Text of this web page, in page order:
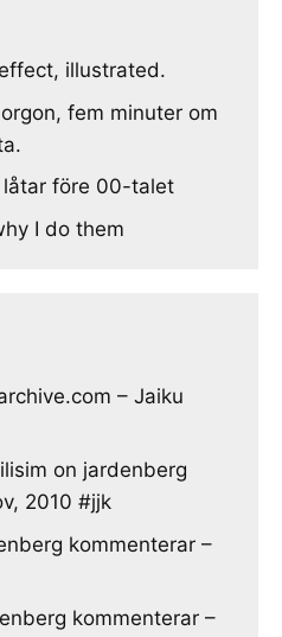
illustrated.
fem minuter om
låtar före 00-talet
I do them
– Jaiku
on jardenberg
2010 #jjk
kommenterar –
kommenterar –